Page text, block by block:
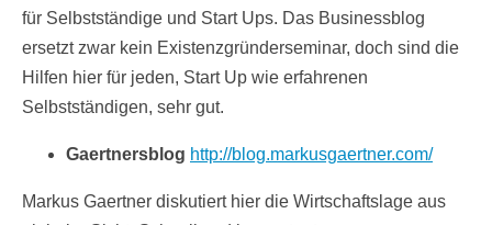
für Selbstständige und Start Ups. Das Businessblog
ersetzt zwar kein Existenzgründerseminar, doch sind die
Hilfen hier für jeden, Start Up wie erfahrenen
Selbstständigen, sehr gut.
Gaertnersblog http://blog.markusgaertner.com/
Markus Gaertner diskutiert hier die Wirtschaftslage aus